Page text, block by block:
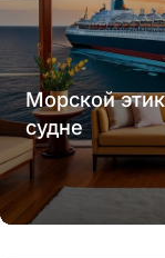
Морской
судне